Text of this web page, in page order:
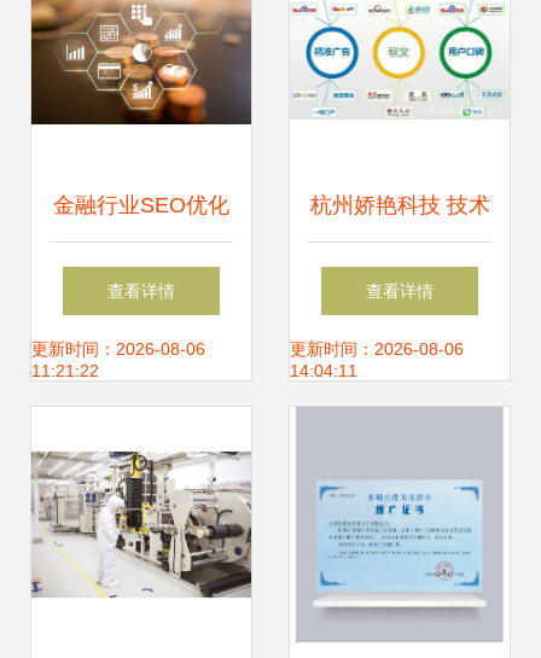
化转型
金融行业SEO优化
与精准技术推广解
决方案
查看详情
更新时间：2026-08-06
11:21:22
杭州娇艳科技 技术
推广领域的网络赋
能新势力
查看详情
更新时间：2026-08-06
14:04:11